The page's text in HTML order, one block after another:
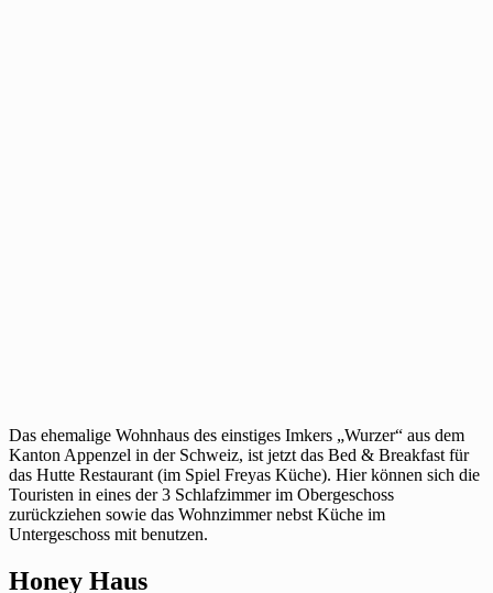
Das ehemalige Wohnhaus des einstiges Imkers „Wurzer“ aus dem
Kanton Appenzel in der Schweiz, ist jetzt das Bed & Breakfast für
das Hutte Restaurant (im Spiel Freyas Küche). Hier können sich die
Touristen in eines der 3 Schlafzimmer im Obergeschoss
zurückziehen sowie das Wohnzimmer nebst Küche im
Untergeschoss mit benutzen.
Honey Haus